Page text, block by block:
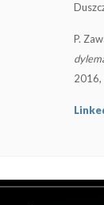
P.
2016,